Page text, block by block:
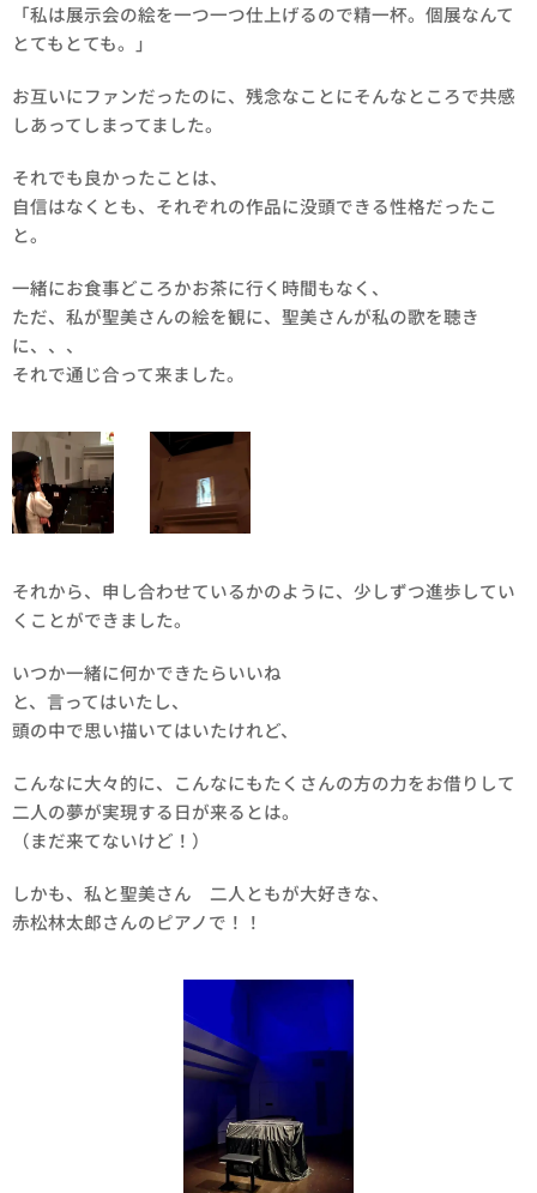
「私は展示会の絵を一つ一つ仕上げるので精一杯。個展なんて
とてもとても。」
お互いにファンだったのに、残念なことにそんなところで共感
しあってしまってました。
それでも良かったことは、
自信はなくとも、それぞれの作品に没頭できる性格だったこ
と。
一緒にお食事どころかお茶に行く時間もなく、
ただ、私が聖美さんの絵を観に、聖美さんが私の歌を聴き
に、、、
それで通じ合って来ました。
それから、申し合わせているかのように、少しずつ進歩してい
くことができました。
いつか一緒に何かできたらいいね
と、言ってはいたし、
頭の中で思い描いてはいたけれど、
こんなに大々的に、こんなにもたくさんの方の力をお借りして
二人の夢が実現する日が来るとは。
（まだ来てないけど！）
しかも、私と聖美さん 二人ともが大好きな、
赤松林太郎さんのピアノで！！